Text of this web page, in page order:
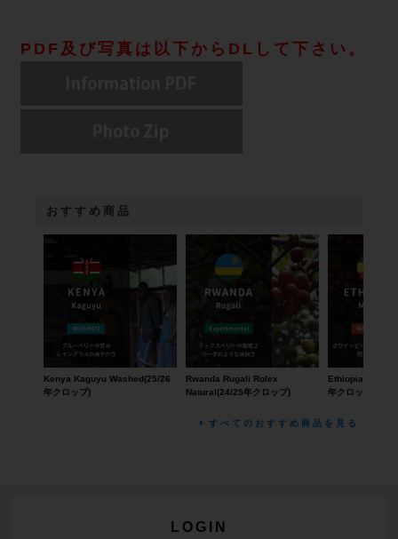
PDF及び写真は以下からDLして下さい。
おすすめ商品
Kenya Kaguyu Washed(25/26
年クロップ)
Rwanda Rugali Rolex
Natural(24/25年クロップ)
Ethiopia Morke
年クロップ)
すべてのおすすめ商品を見る
LOGIN